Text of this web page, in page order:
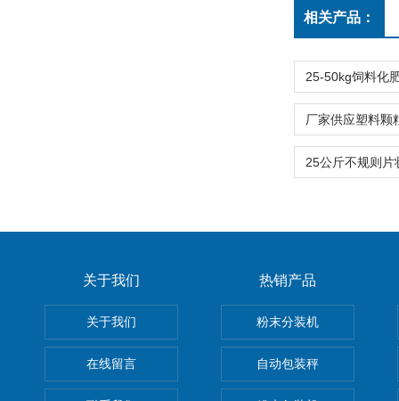
相关产品：
关于我们
关于我们
在线留言
热销产品
粉末分装机
自动包装秤